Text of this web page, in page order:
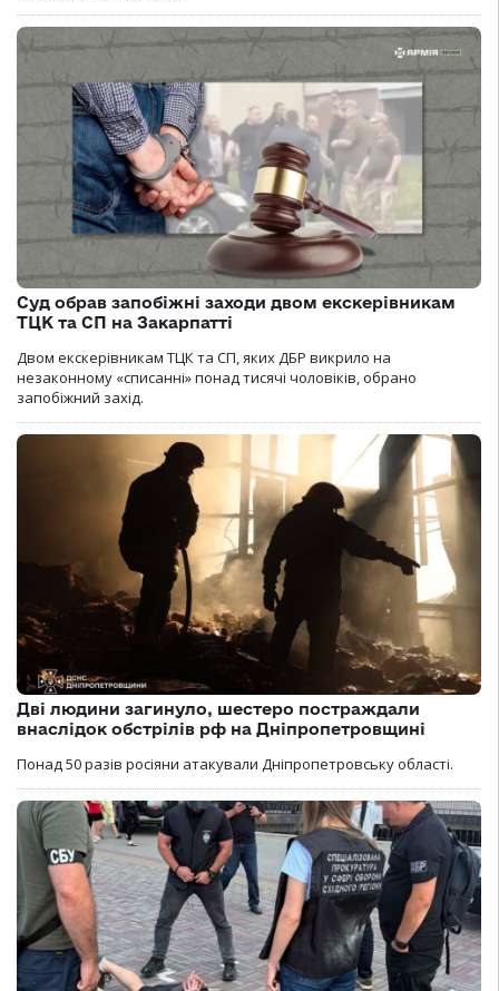
Суд обрав запобіжні заходи двом екскерівникам
ТЦК та СП на Закарпатті
Двом екскерівникам ТЦК та СП, яких ДБР викрило на
незаконному «списанні» понад тисячі чоловіків, обрано
запобіжний захід.
Дві людини загинуло, шестеро постраждали
внаслідок обстрілів рф на Дніпропетровщині
Понад 50 разів росіяни атакували Дніпропетровську області.